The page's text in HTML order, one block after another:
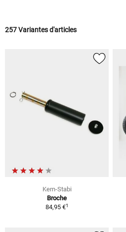
257 Variantes d'articles
Kern-Stabi
Broche
84,95 €1